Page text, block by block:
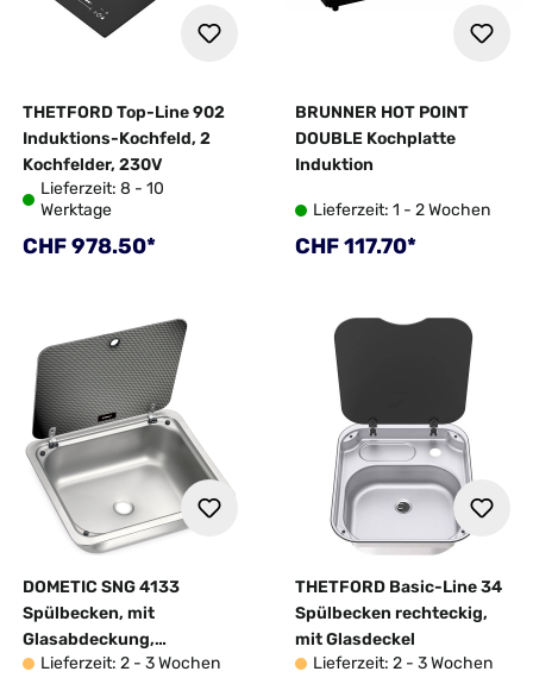
THETFORD Top-Line 902
Induktions-Kochfeld, 2
Kochfelder, 230V
Lieferzeit: 8 - 10
Werktage
Regulärer Preis:
CHF 978.50*
BRUNNER HOT POINT
DOUBLE Kochplatte
Induktion
Lieferzeit: 1 - 2 Wochen
Regulärer Preis:
CHF 117.70*
DOMETIC SNG 4133
Spülbecken, mit
Glasabdeckung,
Edelstahl, 41x33,5 cm
Lieferzeit: 2 - 3 Wochen
THETFORD Basic-Line 34
Spülbecken rechteckig,
mit Glasdeckel
Lieferzeit: 2 - 3 Wochen